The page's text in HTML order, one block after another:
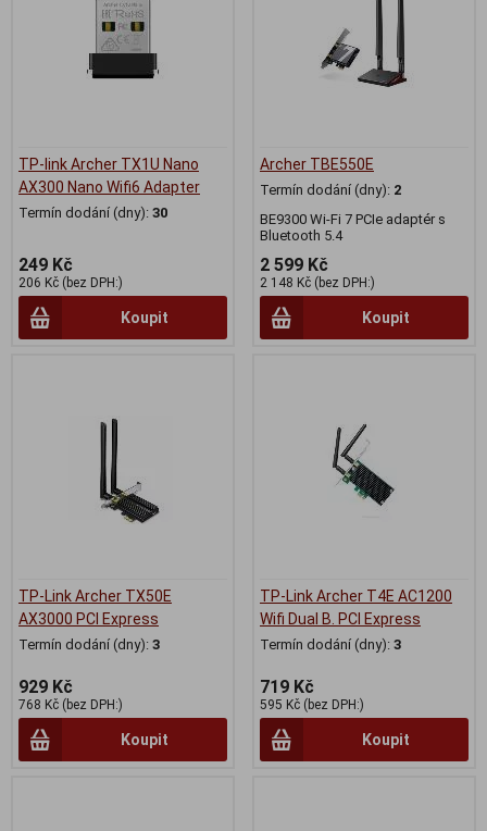
TP-link Archer TX1U Nano
AX300 Nano Wifi6 Adapter
Termín dodání (dny): 30
249 Kč
206 Kč (bez DPH:)
Koupit
Archer TBE550E
Termín dodání (dny): 2
BE9300 Wi-Fi 7 PCIe adaptér s
Bluetooth 5.4
2 599 Kč
2 148 Kč (bez DPH:)
Koupit
TP-Link Archer TX50E
AX3000 PCI Express
Termín dodání (dny): 3
929 Kč
768 Kč (bez DPH:)
Koupit
TP-Link Archer T4E AC1200
Wifi Dual B. PCI Express
Termín dodání (dny): 3
719 Kč
595 Kč (bez DPH:)
Koupit